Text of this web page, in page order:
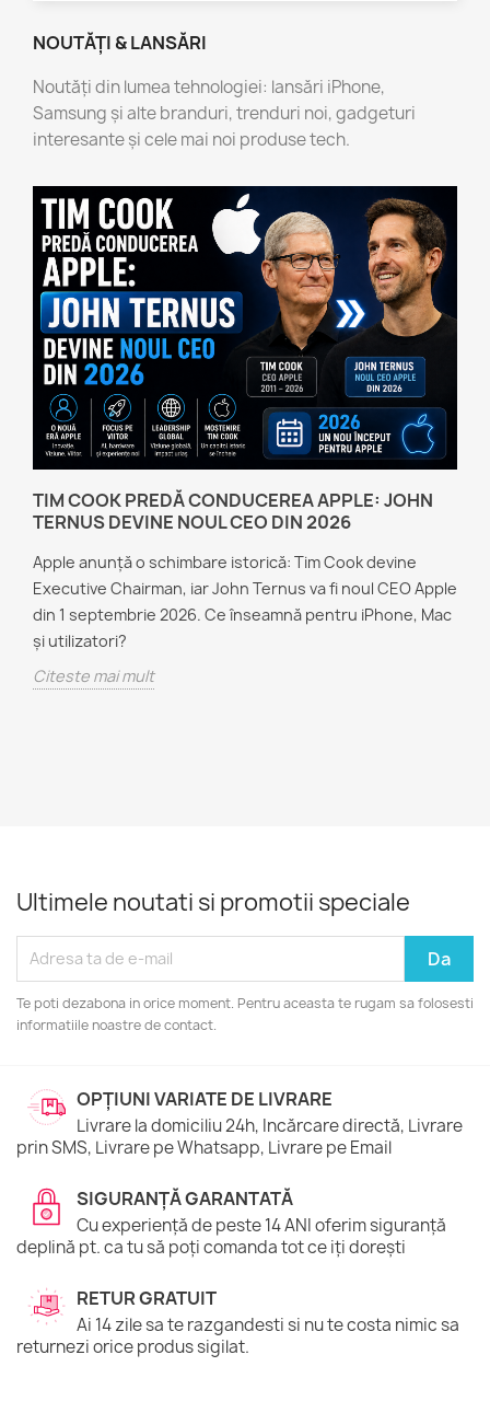
NOUTĂȚI & LANSĂRI
Noutăți din lumea tehnologiei: lansări iPhone,
Samsung și alte branduri, trenduri noi, gadgeturi
interesante și cele mai noi produse tech.
TIM COOK PREDĂ CONDUCEREA APPLE: JOHN
TERNUS DEVINE NOUL CEO DIN 2026
Apple anunță o schimbare istorică: Tim Cook devine
Executive Chairman, iar John Ternus va fi noul CEO Apple
din 1 septembrie 2026. Ce înseamnă pentru iPhone, Mac
și utilizatori?
Citeste mai mult
Ultimele noutati si promotii speciale
Te poti dezabona in orice moment. Pentru aceasta te rugam sa folosesti
informatiile noastre de contact.
OPȚIUNI VARIATE DE LIVRARE
Livrare la domiciliu 24h, Incărcare directă, Livrare
prin SMS, Livrare pe Whatsapp, Livrare pe Email
SIGURANȚĂ GARANTATĂ
Cu experiență de peste 14 ANI oferim siguranță
deplină pt. ca tu să poți comanda tot ce iți dorești
RETUR GRATUIT
Ai 14 zile sa te razgandesti si nu te costa nimic sa
returnezi orice produs sigilat.